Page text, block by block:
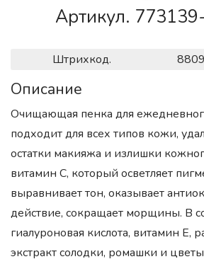
Артикул.
Штрихкод.
Описание
Очищающая пенка для
подходит для всех типов кожи,
остатки макияжа и излишки
витамин С, который осветляет
выравнивает тон, оказывает
действие, сокращает морщины. В
гиалуроновая кислота, витамин Е,
экстракт солодки, ромашки и